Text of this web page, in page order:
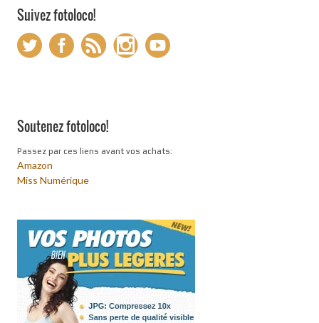
Suivez fotoloco!
Soutenez fotoloco!
Passez par ces liens avant vos achats:
Amazon
Miss Numérique